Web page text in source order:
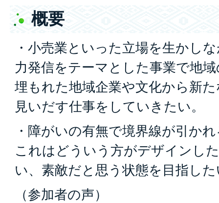
概要
・小売業といった立場を生かし
力発信をテーマとした事業で地
埋もれた地域企業や文化から新
見いだす仕事をしていきたい。
・障がいの有無で境界線が引か
これはどういう方がデザインし
い、素敵だと思う状態を目指し
（参加者の声）